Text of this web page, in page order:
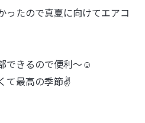
ったので真夏に向けてエアコ
できるので便利〜☺️
て最高の季節✌️